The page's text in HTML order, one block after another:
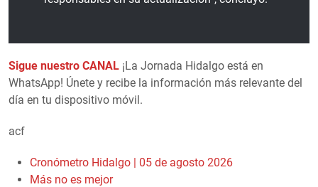
Sigue nuestro CANAL ¡La Jornada Hidalgo está en
WhatsApp! Únete y recibe la información más relevante del
día en tu dispositivo móvil.
acf
Cronómetro Hidalgo | 05 de agosto 2026
Más no es mejor